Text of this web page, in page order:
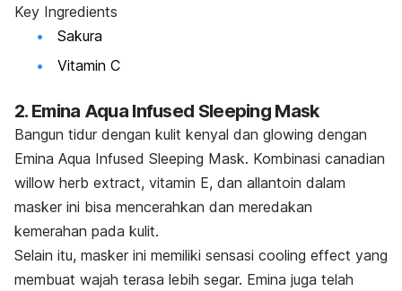
Key Ingredients
Sakura
Vitamin C
2. Emina Aqua Infused Sleeping Mask
Bangun tidur dengan kulit kenyal dan glowing dengan
Emina Aqua Infused Sleeping Mask. Kombinasi canadian
willow herb extract, vitamin E, dan allantoin dalam
masker ini bisa mencerahkan dan meredakan
kemerahan pada kulit.
Selain itu, masker ini memiliki sensasi cooling effect yang
membuat wajah terasa lebih segar. Emina juga telah